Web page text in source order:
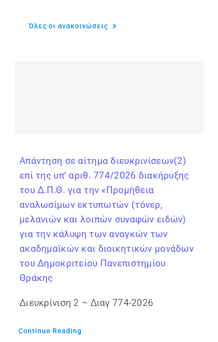
Όλες οι ανακοινώσεις
Απάντηση σε αίτημα διευκρινίσεων(2)
επί της υπ’ αριθ. 774/2026 διακήρυξης
του Δ.Π.Θ. για την «Προμήθεια
αναλωσίμων εκτυπωτών (τόνερ,
μελανιών και λοιπών συναφών ειδών)
για την κάλυψη των αναγκών των
ακαδημαϊκών και διοικητικών μονάδων
του Δημοκριτείου Πανεπιστημίου
Θράκης
Διευκρίνιση 2 – Διαγ 774-2026
Continue Reading